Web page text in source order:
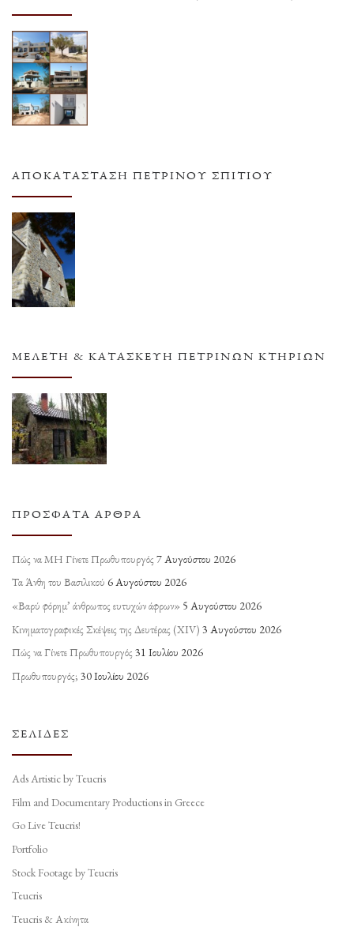
ΑΠΟΚΑΤΆΣΤΑΣΗ ΠΈΤΡΙΝΟΥ ΣΠΙΤΙΟΎ
ΜΕΛΈΤΗ & ΚΑΤΑΣΚΕΥΉ ΠΈΤΡΙΝΩΝ ΚΤΗΡΊΩΝ
ΠΡΌΣΦΑΤΑ ΆΡΘΡΑ
Πώς να ΜΗ Γίνετε Πρωθυπουργός 7 Αυγούστου 2026
Τα Άνθη του Βασιλικού 6 Αυγούστου 2026
«Βαρύ φόρημ’ άνθρωπος ευτυχών άφρων» 5 Αυγούστου 2026
Κινηματογραφικές Σκέψεις της Δευτέρας (ΧΙV) 3 Αυγούστου 2026
Πώς να Γίνετε Πρωθυπουργός 31 Ιουλίου 2026
Πρωθυπουργός; 30 Ιουλίου 2026
ΣΕΛΊΔΕΣ
Ads Artistic by Teucris
Film and Documentary Productions in Greece
Go Live Teucris!
Portfolio
Stock Footage by Teucris
Teucris
Teucris & Ακίνητα